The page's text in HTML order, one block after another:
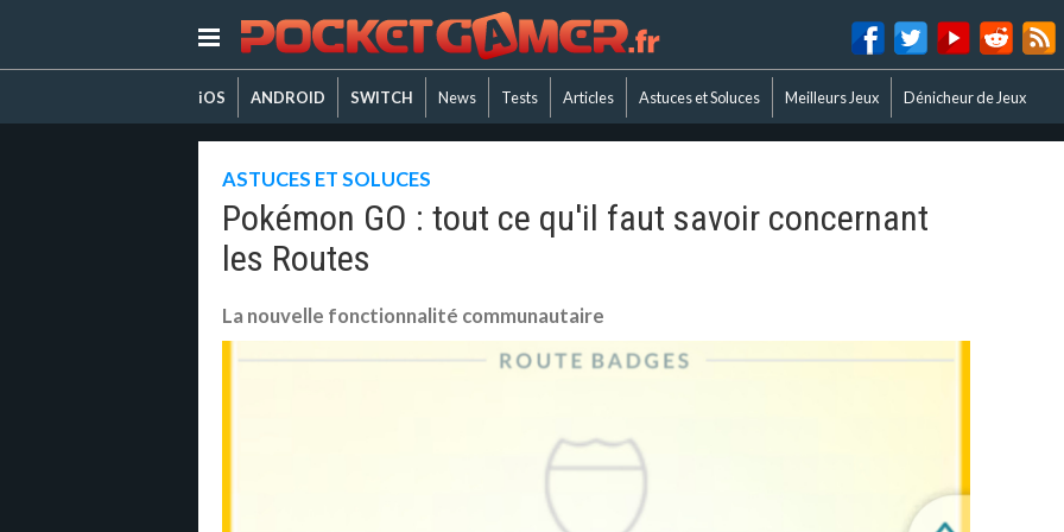
iOS ANDROID SWITCH News Tests Articles Astuces et Soluces Meilleurs Jeux Dénicheur de Jeux
ASTUCES ET SOLUCES
Pokémon GO : tout ce qu'il faut savoir concernant
les Routes
La nouvelle fonctionnalité communautaire